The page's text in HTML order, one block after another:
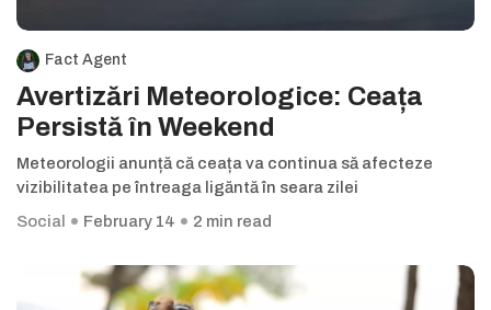
Fact Agent
Avertizări Meteorologice: Ceața
Persistă în Weekend
Meteorologii anunță că ceața va continua să afecteze
vizibilitatea pe întreaga ligăntă în seara zilei
Social
February 14 2 min read